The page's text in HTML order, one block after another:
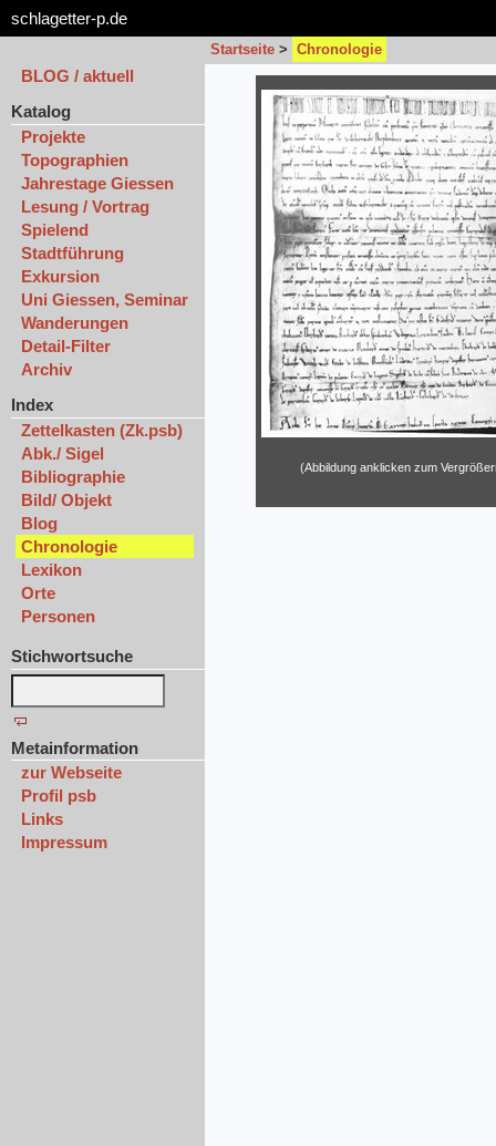
schlagetter-p.de
Startseite > Chronologie
BLOG / aktuell
Katalog
Projekte
Topographien
Jahrestage Giessen
Lesung / Vortrag
Spielend
Stadtführung
Exkursion
Uni Giessen, Seminar
Wanderungen
Detail-Filter
Archiv
Index
Zettelkasten (Zk.psb)
Abk./ Sigel
Bibliographie
Bild/ Objekt
Blog
Chronologie
Lexikon
Orte
Personen
Stichwortsuche
Metainformation
zur Webseite
Profil psb
Links
Impressum
(Abbildung anklicken zum